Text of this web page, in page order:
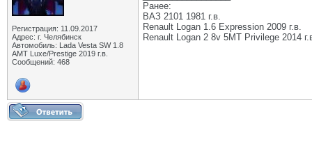
Регистрация: 11.09.2017
Адрес: г. Челябинск
Автомобиль: Lada Vesta SW 1.8
АМТ Luxe/Prestige 2019 г.в.
Сообщений: 468
Ранее:
ВАЗ 2101 1981 г.в.
Renault Logan 1.6 Expression 2009 г.в.
Renault Logan 2 8v 5МТ Privilege 2014